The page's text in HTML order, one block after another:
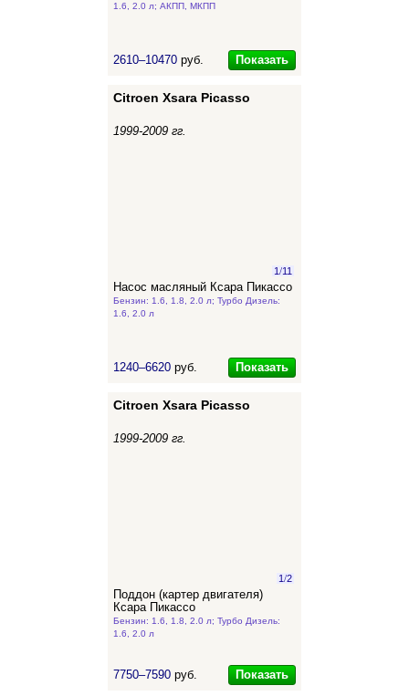
1.6, 2.0 л; АКПП, МКПП
2610–10470 руб. Показать
Citroen Xsara Picasso
1999-2009 гг.
1/11
Насос масляный Ксара Пикассо
Бензин: 1.6, 1.8, 2.0 л; Турбо Дизель:
1.6, 2.0 л
1240–6620 руб. Показать
Citroen Xsara Picasso
1999-2009 гг.
1/2
Поддон (картер двигателя)
Ксара Пикассо
Бензин: 1.6, 1.8, 2.0 л; Турбо Дизель:
1.6, 2.0 л
7750–7590 руб. Показать